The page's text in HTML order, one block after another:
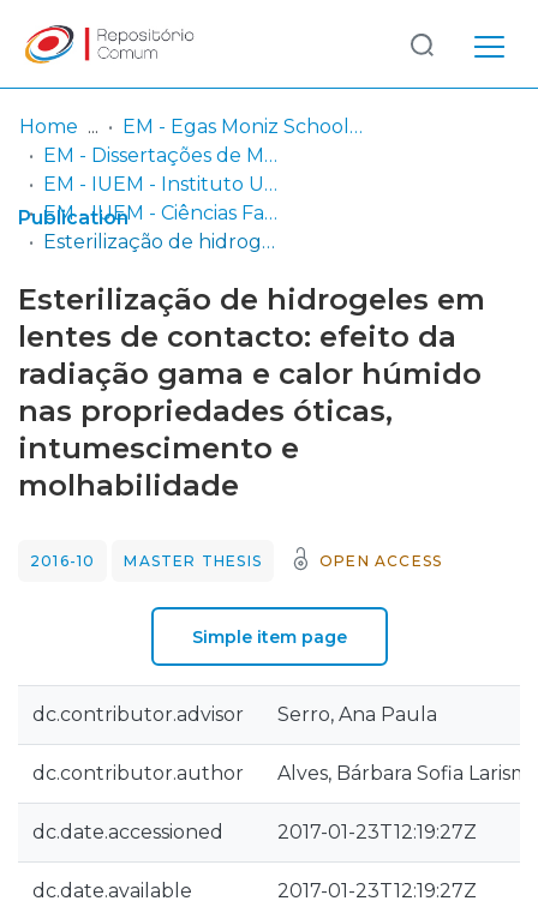
Communities
& Collections
Browse repository
Statistics
Log
In
(current)
Home
EM - Egas Moniz School of Health & Science
EM - Dissertações de Mestrado
EM - IUEM - Instituto Universitário Egas Moniz
EM - IUEM - Ciências Farmacêuticas
Esterilização de hidrogeles em lentes de contacto: efeito da radiação gama e calor húmido nas propriedades óticas, intumescimento e molhabilidade
Publication
Esterilização de hidrogeles em
lentes de contacto: efeito da
radiação gama e calor húmido
nas propriedades óticas,
intumescimento e
molhabilidade
2016-10 MASTER THESIS OPEN ACCESS
Simple item page
dc.contributor.advisor Serro, Ana Paula
dc.contributor.author Alves, Bárbara Sofia
dc.date.accessioned 2017-01-23T12:19:27Z
dc.date.available 2017-01-23T12:19:27Z